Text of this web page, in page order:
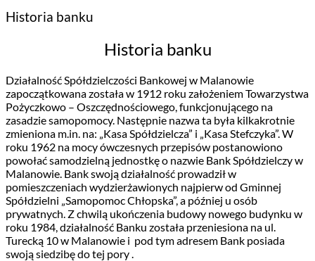
Historia banku
Historia banku
Działalność Spółdzielczości Bankowej w Malanowie
zapoczątkowana została w 1912 roku założeniem Towarzystwa
Pożyczkowo – Oszczędnościowego, funkcjonującego na
zasadzie samopomocy. Następnie nazwa ta była kilkakrotnie
zmieniona m.in. na: „Kasa Spółdzielcza” i „Kasa Stefczyka”. W
roku 1962 na mocy ówczesnych przepisów postanowiono
powołać samodzielną jednostkę o nazwie Bank Spółdzielczy w
Malanowie. Bank swoją działalność prowadził w
pomieszczeniach wydzierżawionych najpierw od Gminnej
Spółdzielni „Samopomoc Chłopska”, a później u osób
prywatnych. Z chwilą ukończenia budowy nowego budynku w
roku 1984, działalność Banku została przeniesiona na ul.
Turecką 10 w Malanowie i pod tym adresem Bank posiada
swoją siedzibę do tej pory .